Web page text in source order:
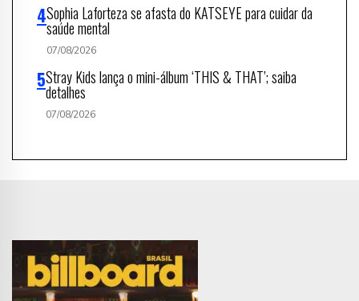
Sophia Laforteza se afasta do KATSEYE para cuidar da
saúde mental
07/08/2026
Stray Kids lança o mini-álbum ‘THIS & THAT’; saiba
detalhes
07/08/2026